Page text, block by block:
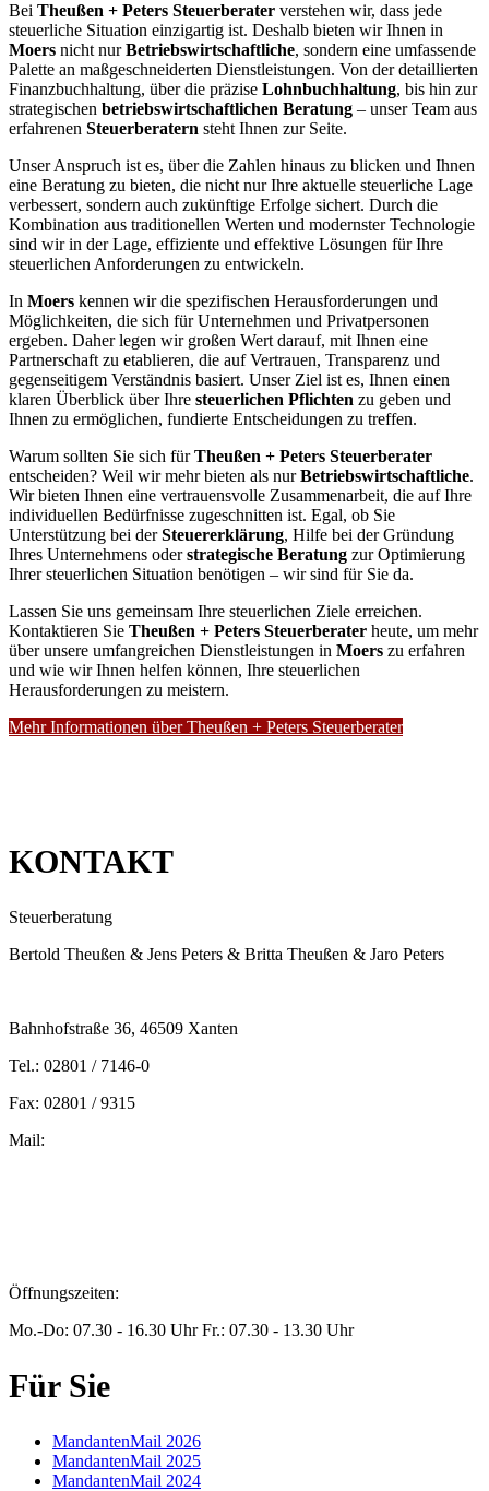
Bei Theußen + Peters Steuerberater verstehen wir, dass jede
steuerliche Situation einzigartig ist. Deshalb bieten wir Ihnen in
Moers nicht nurBetriebswirtschaftliche, sondern eine umfassende
Palette an maßgeschneiderten Dienstleistungen. Von der detaillierten
Finanzbuchhaltung, über die präzise Lohnbuchhaltung, bis hin zur
strategischen betriebswirtschaftlichen Beratung – unser Team aus
erfahrenen Steuerberatern steht Ihnen zur Seite.
Unser Anspruch ist es, über die Zahlen hinaus zu blicken und Ihnen
eine Beratung zu bieten, die nicht nur Ihre aktuelle steuerliche Lage
verbessert, sondern auch zukünftige Erfolge sichert. Durch die
Kombination aus traditionellen Werten und modernster Technologie
sind wir in der Lage, effiziente und effektive Lösungen für Ihre
steuerlichen Anforderungen zu entwickeln.
In Moers kennen wir die spezifischen Herausforderungen und
Möglichkeiten, die sich für Unternehmen und Privatpersonen
ergeben. Daher legen wir großen Wert darauf, mit Ihnen eine
Partnerschaft zu etablieren, die auf Vertrauen, Transparenz und
gegenseitigem Verständnis basiert. Unser Ziel ist es, Ihnen einen
klaren Überblick über Ihre steuerlichen Pflichten zu geben und
Ihnen zu ermöglichen, fundierte Entscheidungen zu treffen.
Warum sollten Sie sich fürTheußen + Peters Steuerberater
entscheiden? Weil wir mehr bieten als nurBetriebswirtschaftliche.
Wir bieten Ihnen eine vertrauensvolle Zusammenarbeit, die auf Ihre
individuellen Bedürfnisse zugeschnitten ist. Egal, ob Sie
Unterstützung bei derSteuererklärung, Hilfe bei der Gründung
Ihres Unternehmens oderstrategische Beratung zur Optimierung
Ihrer steuerlichen Situation benötigen – wir sind für Sie da.
Lassen Sie uns gemeinsam Ihre steuerlichen Ziele erreichen.
Kontaktieren Sie Theußen + Peters Steuerberater heute, um mehr
über unsere umfangreichen Dienstleistungen in Moers zu erfahren
und wie wir Ihnen helfen können, Ihre steuerlichen
Herausforderungen zu meistern.
Mehr Informationen über Theußen + Peters Steuerberater
KONTAKT
Steuerberatung
Bertold Theußen & Jens Peters & Britta Theußen & Jaro Peters
Bahnhofstraße 36, 46509 Xanten
Tel.: 02801 / 7146-0
Fax: 02801 / 9315
Mail:
Öffnungszeiten:
Mo.-Do: 07.30 - 16.30 Uhr Fr.: 07.30 - 13.30 Uhr
Für Sie
MandantenMail 2026
MandantenMail 2025
MandantenMail 2024